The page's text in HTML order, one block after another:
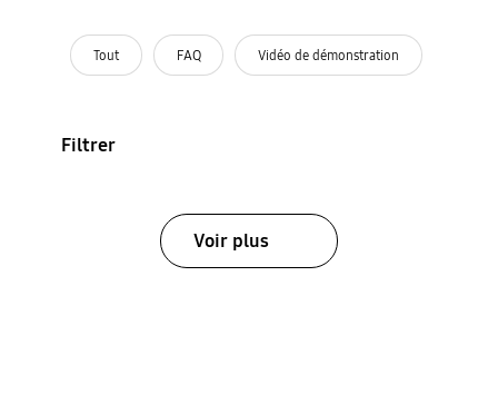
Tout FAQ Vidéo de démonstration
Filtrer
Voir plus